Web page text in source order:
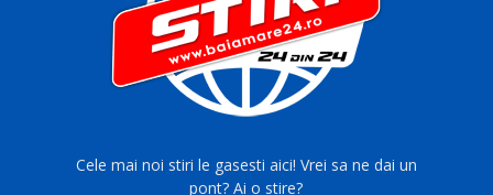
Cele mai noi stiri le gasesti aici! Vrei sa ne dai un
pont? Ai o stire?